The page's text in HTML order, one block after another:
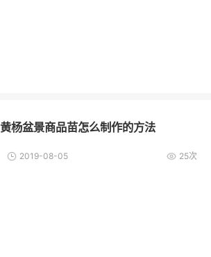
黄杨盆景商品苗怎么制作的方法
25次
2019-08-05